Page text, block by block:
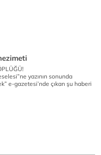
yazının sonunda
e-gazetesi’nde çıkan şu haberi